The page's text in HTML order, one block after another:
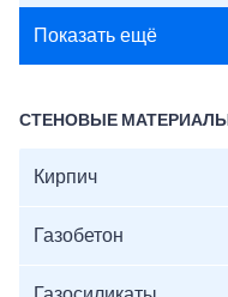
Показать ещё
СТЕНОВЫЕ МАТЕРИАЛЫ
Кирпич
Газобетон